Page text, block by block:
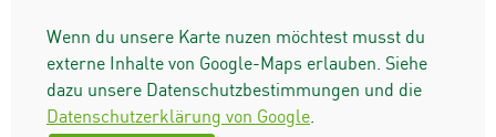
Wenn du unsere Karte nuzen möchtest musst du
externe Inhalte von Google-Maps erlauben. Siehe
dazu unsere Datenschutzbestimmungen und die
Datenschutzerklärung von Google.